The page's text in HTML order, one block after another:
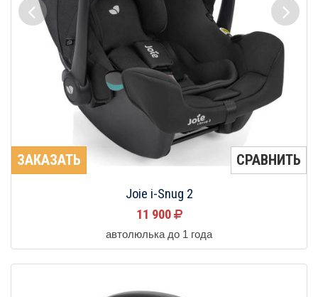
ЗАКАЗАТЬ СРАВНИТЬ
Joie i-Snug 2
11 900
автолюлька до 1 года